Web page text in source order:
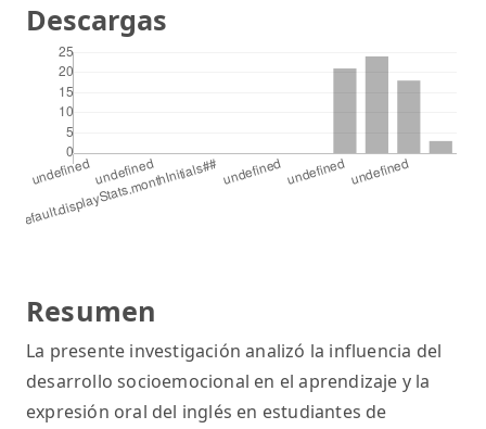
Resumen
La presente investigación analizó la influencia del
desarrollo socioemocional en el aprendizaje y la
expresión oral del inglés en estudiantes de
Descargas